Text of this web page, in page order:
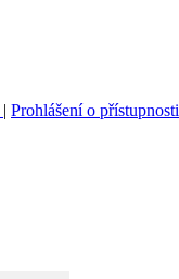
| Prohlášení o přístupnosti